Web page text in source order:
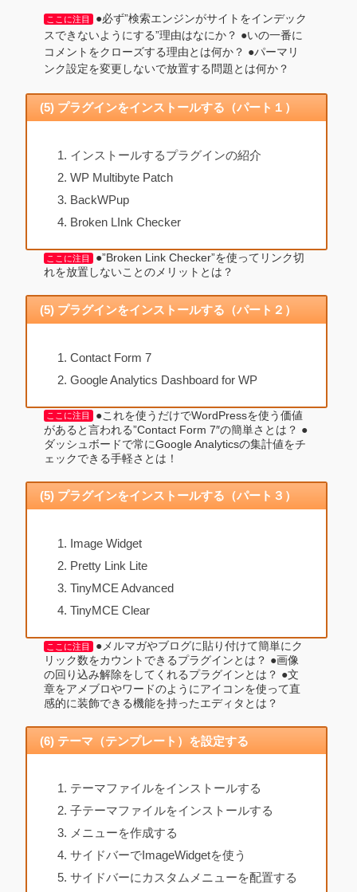
ここに注目 ●必ず”検索エンジンがサイトをインデック
スできないようにする”理由はなにか？ ●いの一番に
コメントをクローズする理由とは何か？ ●パーマリ
ンク設定を変更しないで放置する問題とは何か？
(5) プラグインをインストールする（パート１）
インストールするプラグインの紹介
WP Multibyte Patch
BackWPup
Broken LInk Checker
ここに注目
●”Broken Link Checker”を使ってリンク切
れを放置しないことのメリットとは？
(5) プラグインをインストールする（パート２）
Contact Form 7
Google Analytics Dashboard for WP
ここに注目
●これを使うだけでWordPressを使う価値
があると言われる”Contact Form 7″の簡単さとは？ ●
ダッシュボードで常にGoogle Analyticsの集計値をチ
ェックできる手軽さとは！
(5) プラグインをインストールする（パート３）
Image Widget
Pretty Link Lite
TinyMCE Advanced
TinyMCE Clear
ここに注目
●メルマガやブログに貼り付けて簡単にク
リック数をカウントできるプラグインとは？ ●画像
の回り込み解除をしてくれるプラグインとは？ ●文
章をアメブロやワードのようにアイコンを使って直
感的に装飾できる機能を持ったエディタとは？
(6) テーマ（テンプレート）を設定する
テーマファイルをインストールする
子テーマファイルをインストールする
メニューを作成する
サイドバーでImageWidgetを使う
サイドバーにカスタムメニューを配置する